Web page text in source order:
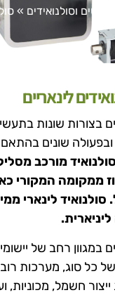
וסולנואידים »
לינאריים
בצורות שונות
שונים בהתאם
מורכב
ממקומה המקורי
לינארי
במגוון רחב של
כל סוג, מערכות
ייצור חשמל, מכוניות,